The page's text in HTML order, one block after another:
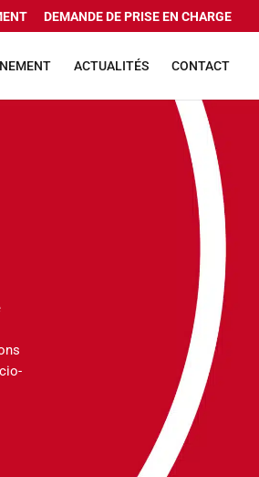
DEMANDE DE PRISE EN CHARGE
ACTUALITÉS CONTACT